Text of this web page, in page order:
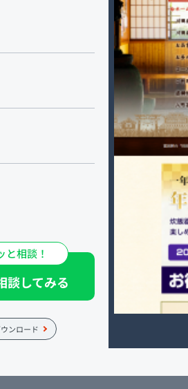
ます。各ページにそ
と相談！
談してみる
ンロード